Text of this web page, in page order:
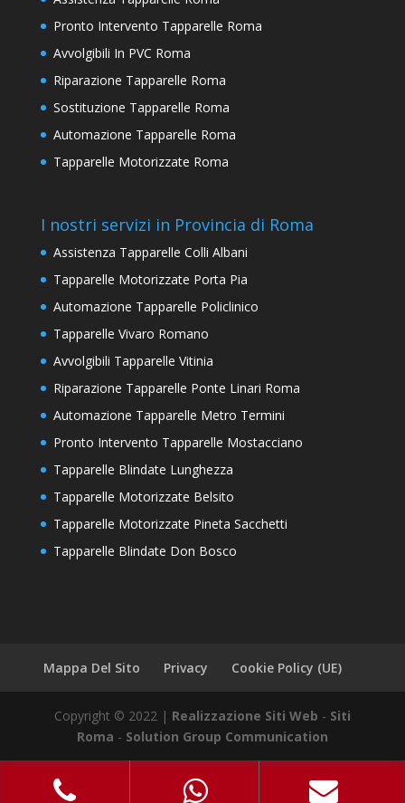
Pronto Intervento Tapparelle Roma
Avvolgibili In PVC Roma
Riparazione Tapparelle Roma
Sostituzione Tapparelle Roma
Automazione Tapparelle Roma
Tapparelle Motorizzate Roma
I nostri servizi in Provincia di Roma
Assistenza Tapparelle Colli Albani
Tapparelle Motorizzate Porta Pia
Automazione Tapparelle Policlinico
Tapparelle Vivaro Romano
Avvolgibili Tapparelle Vitinia
Riparazione Tapparelle Ponte Linari Roma
Automazione Tapparelle Metro Termini
Pronto Intervento Tapparelle Mostacciano
Tapparelle Blindate Lunghezza
Tapparelle Motorizzate Belsito
Tapparelle Motorizzate Pineta Sacchetti
Tapparelle Blindate Don Bosco
Mappa Del Sito Privacy Cookie Policy (UE)
Copyright © 2022 | Realizzazione Siti Web - Siti
Roma - Solution Group Communication